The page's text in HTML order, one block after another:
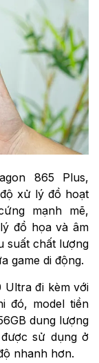
865 Plus,
xử lý đồ hoạt
mạnh mẽ,
đồ họa và âm
suất chất lượng
game di động.
Ultra đi kèm với
đó, model tiền
dung lượng
sử dụng ở
nhanh hơn.